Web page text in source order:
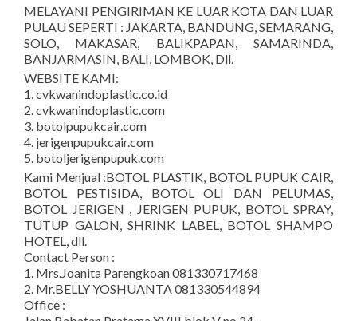
MELAYANI PENGIRIMAN KE LUAR KOTA DAN LUAR
PULAU SEPERTI : JAKARTA, BANDUNG, SEMARANG,
SOLO, MAKASAR, BALIKPAPAN, SAMARINDA,
BANJARMASIN, BALI, LOMBOK, Dll.
WEBSITE KAMI:
1. cvkwanindoplastic.co.id
2. cvkwanindoplastic.com
3. botolpupukcair.com
4. jerigenpupukcair.com
5. botoljerigenpupuk.com
Kami Menjual :BOTOL PLASTIK, BOTOL PUPUK CAIR,
BOTOL PESTISIDA, BOTOL OLI DAN PELUMAS,
BOTOL JERIGEN , JERIGEN PUPUK, BOTOL SPRAY,
TUTUP GALON, SHRINK LABEL, BOTOL SHAMPO
HOTEL, dll.
Contact Person :
1. Mrs.Joanita Parengkoan 081330717468
2. Mr.BELLY YOSHUANTA 081330544894
Office :